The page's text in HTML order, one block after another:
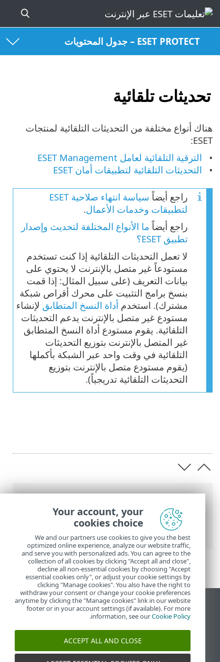
ESET PROTECT – جدول المحتويات
تحديثات تلقائية
تعليمات ESET عبر الإنترنت >
ESET PROTECT
استخدام ‎ESET PROTECT
> تحديثات تلقائية
هناك أنواع مختلفة من التحديثات التلقائية لمنتجات
ESET:
الترقية التلقائية لعامل ESET Management
التحديثات التلقائية لتطبيقات أمان ESET
راجع أيضاً
سياسة انتهاء صلاحية ESET
لتطبيقات وخدمات الأعمال.
راجع أيضاً ما الأنواع المختلفة لتحديث وإصدار
تطبيق ESET؟
لا تعمل التحديثات التلقائية إذا كنت تستخدم
مستودعاً غير متصل بالإنترنت لا يحتوي على
بيانات التعريف (على سبيل المثال: إذا قمت
بنسخ برامج التثبيت على محرك أقراص شبكة
مشترك). استخدم أداة النسخ المتطابق لإنشاء
مستودع غير متصل بالإنترنت يدعم التحديثات
التلقائية. يقوم مستودع أداة النسخ المتطابق
غير المتصل بالإنترنت بتوزيع التحديثات
التلقائية في وقت واحد عبر الشبكة بأكملها
(يقوم مستودع متصل بالإنترنت بتوزيع
التحديثات التلقائية تدريجياً).
عرض موقع سطح المكتب
End of Life
قاعدة معارف ESET
ESET Status Portal
Your account, your
cookies choice
We and our partners use cookies to give you the best
optimized online experience, analyze our website traffic,
and serve you with personalized ads. You can agree to the
collection of all cookies by clicking "Accept all and close",
decline all non-essential cookies by choosing "Accept
essential cookies only", or adjust your cookie settings by
clicking "Manage cookies". You also have the right to
withdraw your consent or change your cookie preferences
anytime by clicking the "Manage cookies" link in our website
footer or in your account settings (if available). For more
information, see ourCookie Policy
.
ACCEPT ALL AND CLOSE